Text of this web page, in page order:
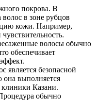
покрова. В
волос в зоне рубцов
кожи. Например,
волосы обычно
обеспечивает
является безопасной
она выполняется
Казани.
обычно